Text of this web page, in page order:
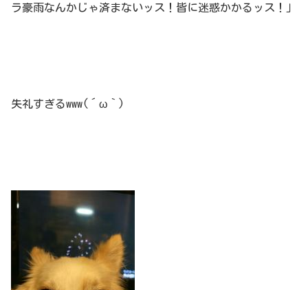
ラ豪雨なんかじゃ済まないッス！皆に迷惑かかるッス！」
失礼すぎるwww(´ω｀)